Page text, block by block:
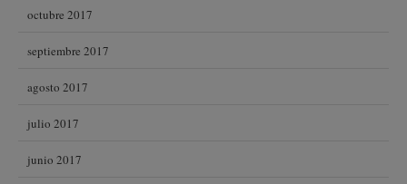
octubre 2017
septiembre 2017
agosto 2017
julio 2017
junio 2017